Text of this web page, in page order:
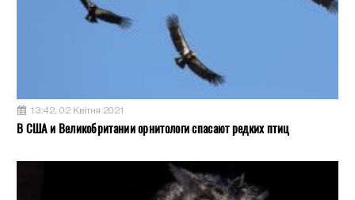
13:42, 02 Квітня 2021
В США и Великобритании орнитологи спасают редких птиц